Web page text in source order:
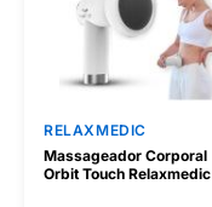
RELAXMEDIC
Massageador Corporal
Orbit Touch Relaxmedic